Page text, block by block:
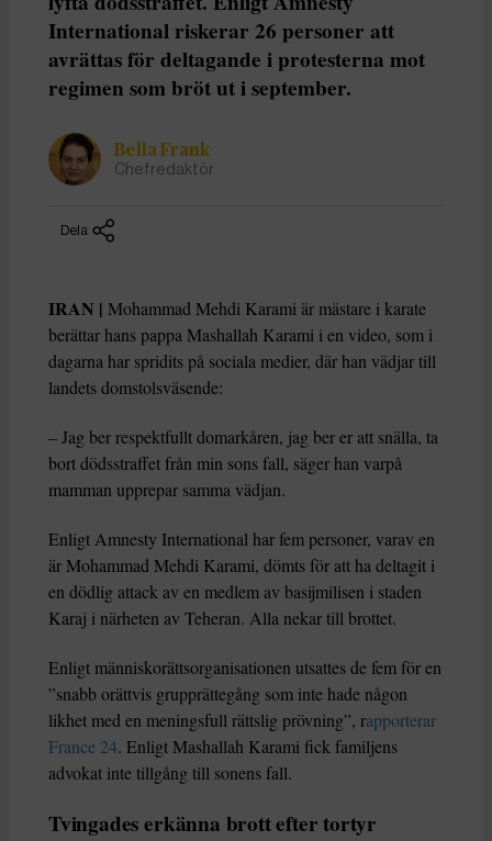
International riskerar 26 personer att
avrättas för deltagande i protesterna mot
regimen som bröt ut i september.
Bella Frank
Chefredaktör
Dela
IRAN | Mohammad Mehdi Karami är mästare i karate
berättar hans pappa Mashallah Karami i en video, som i
dagarna har spridits på sociala medier, där han vädjar till
landets domstolsväsende:
– Jag ber respektfullt domarkåren, jag ber er att snälla, ta
bort dödsstraffet från min sons fall, säger han varpå
mamman upprepar samma vädjan.
Enligt Amnesty International har fem personer, varav en
är Mohammad Mehdi Karami, dömts för att ha deltagit i
en dödlig attack av en medlem av basijmilisen i staden
Karaj i närheten av Teheran. Alla nekar till brottet.
Enligt människorättsorganisationen utsattes de fem för en
”snabb orättvis grupprättegång som inte hade någon
likhet med en meningsfull rättslig prövning”, rapporterar
France 24. Enligt Mashallah Karami fick familjens
advokat inte tillgång till sonens fall.
Tvingades erkänna brott efter tortyr